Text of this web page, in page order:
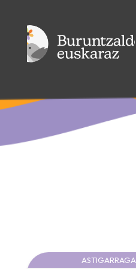
ASTIGARRAGA